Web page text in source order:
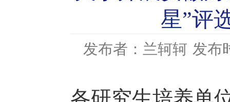
星”评
发布者：兰轲轲 发布